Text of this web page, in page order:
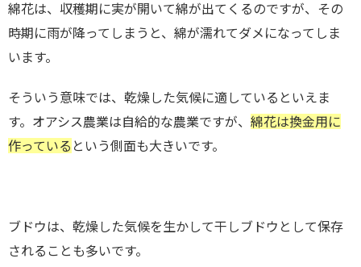
綿花は、収穫期に実が開いて綿が出てくるのですが、その
時期に雨が降ってしまうと、綿が濡れてダメになってしま
います。
そういう意味では、乾燥した気候に適しているといえま
す。オアシス農業は自給的な農業ですが、 綿花は換金用に
作っている という側面も大きいです。
ブドウは、乾燥した気候を生かして干しブドウとして保存
されることも多いです。